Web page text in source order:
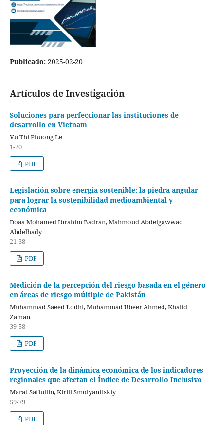
Publicado: 2025-02-20
Artículos de Investigación
Soluciones para perfeccionar las instituciones de
desarrollo en Vietnam
Vu Thi Phuong Le
1-20
PDF
Legislación sobre energía sostenible: la piedra angular
para lograr la sostenibilidad medioambiental y
económica
Doaa Mohamed Ibrahim Badran, Mahmoud Abdelgawwad
Abdelhady
21-38
PDF
Medición de la percepción del riesgo basada en el género
en áreas de riesgo múltiple de Pakistán
Muhammad Saeed Lodhi, Muhammad Ubeer Ahmed, Khalid
Zaman
39-58
PDF
Proyección de la dinámica económica de los indicadores
regionales que afectan el Índice de Desarrollo Inclusivo
Marat Safiullin, Kirill Smolyanitskiy
59-79
PDF